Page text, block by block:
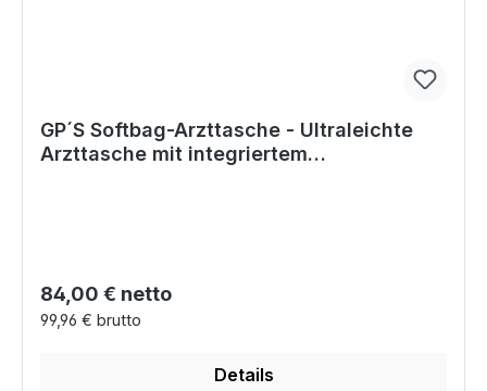
GP´S Softbag-Arzttasche - Ultraleichte
Arzttasche mit integriertem
Regulärer Preis:
84,00 € netto
99,96 € brutto
Details